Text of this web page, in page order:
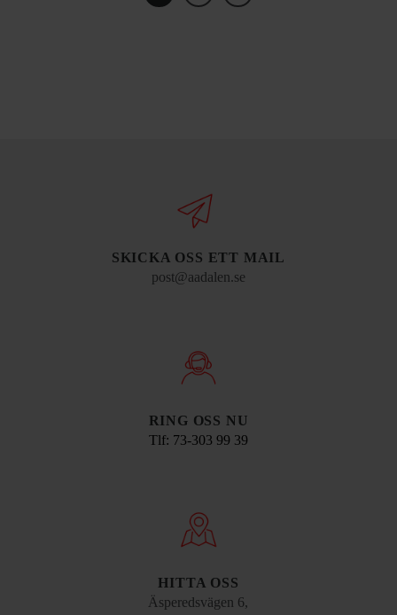
SKICKA OSS ETT MAIL
post@aadalen.se
RING OSS NU
Tlf: 73-303 99 39
HITTA OSS
Äsperedsvägen 6,